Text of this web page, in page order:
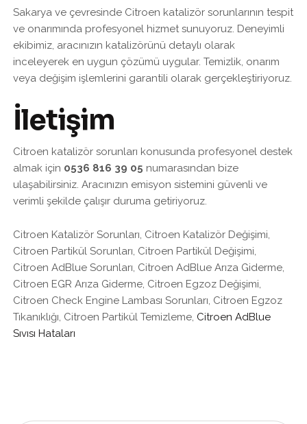
Sakarya ve çevresinde Citroen katalizör sorunlarının tespit
ve onarımında profesyonel hizmet sunuyoruz. Deneyimli
ekibimiz, aracınızın katalizörünü detaylı olarak
inceleyerek en uygun çözümü uygular. Temizlik, onarım
veya değişim işlemlerini garantili olarak gerçekleştiriyoruz.
İletişim
Citroen katalizör sorunları konusunda profesyonel destek
almak için 0536 816 39 05 numarasından bize
ulaşabilirsiniz. Aracınızın emisyon sistemini güvenli ve
verimli şekilde çalışır duruma getiriyoruz.
Citroen Katalizör Sorunları, Citroen Katalizör Değişimi,
Citroen Partikül Sorunları, Citroen Partikül Değişimi,
Citroen AdBlue Sorunları, Citroen AdBlue Arıza Giderme,
Citroen EGR Arıza Giderme, Citroen Egzoz Değişimi,
Citroen Check Engine Lambası Sorunları, Citroen Egzoz
Tıkanıklığı, Citroen Partikül Temizleme, Citroen AdBlue
Sıvısı Hataları